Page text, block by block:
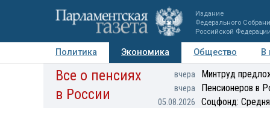
Издание
Федерального
Российской Федерации
Политика Экономика Общество В
Авторы Персоны Мнения Регионы
Все о пенсиях
в России
вчера Минтруд
вчера Пенсионеров в
05.08.2026 Соцфонд: